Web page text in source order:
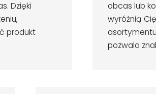
Dzięki
produkt
obcas lub
wyróżnią
pozwala